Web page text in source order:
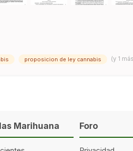
proposicion de ley cannabis (y 1
Marihuana Foro